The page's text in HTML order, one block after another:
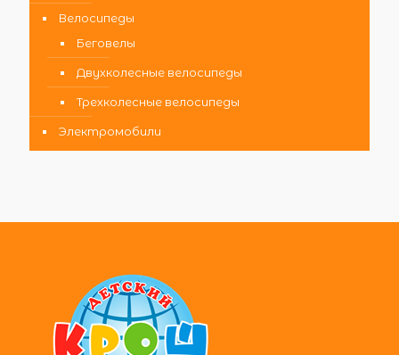
Велосипеды
Беговелы
Двухколесные велосипеды
Трехколесные велосипеды
Электромобили